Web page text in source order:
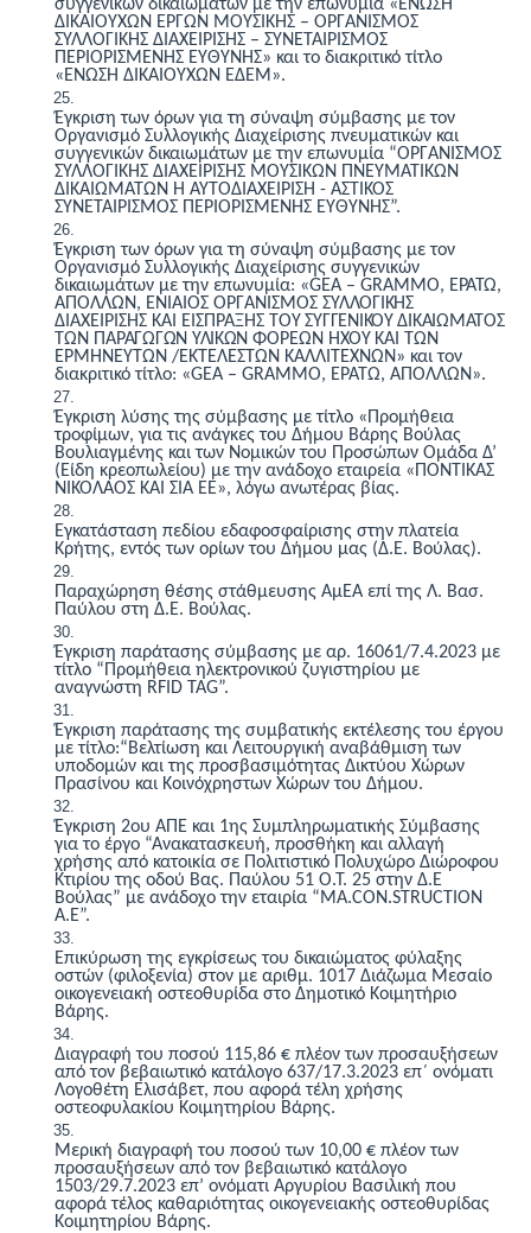
συγγενικών δικαιωμάτων με την επωνυμία «ΕΝΩΣΗ
ΔΙΚΑIΟΥΧΩΝ ΕΡΓΩΝ ΜΟΥΣΙΚΗΣ – ΟΡΓΑΝΙΣΜΟΣ
ΣΥΛΛΟΓΙΚΗΣ ΔΙΑΧΕΙΡΙΣΗΣ – ΣΥΝΕΤΑΙΡΙΣΜΟΣ
ΠΕΡΙΟΡΙΣΜΕΝΗΣ ΕΥΘΥΝΗΣ» και το διακριτικό τίτλο
«ΕΝΩΣΗ ΔΙΚΑΙΟΥΧΩΝ ΕΔΕΜ».
Έγκριση των όρων για τη σύναψη σύμβασης με τον
Οργανισμό Συλλογικής Διαχείρισης πνευματικών και
συγγενικών δικαιωμάτων με την επωνυμία “ΟΡΓΑΝΙΣΜΟΣ
ΣΥΛΛΟΓΙΚΗΣ ΔΙΑΧΕΙΡΙΣΗΣ ΜΟΥΣΙΚΩΝ ΠΝΕΥΜΑΤΙΚΩΝ
ΔΙΚΑΙΩΜΑΤΩΝ Η ΑΥΤΟΔΙΑΧΕΙΡΙΣΗ - ΑΣΤΙΚΟΣ
ΣΥΝΕΤΑΙΡΙΣΜΟΣ ΠΕΡΙΟΡΙΣΜΕΝΗΣ ΕΥΘΥΝΗΣ”.
Έγκριση των όρων για τη σύναψη σύμβασης με τον
Οργανισμό Συλλογικής Διαχείρισης συγγενικών
δικαιωμάτων με την επωνυμία: «GEA – GRAMMO, ΕΡΑΤΩ,
ΑΠΟΛΛΩΝ, ΕΝΙΑΙΟΣ ΟΡΓΑΝΙΣΜΟΣΣΥΛΛΟΓΙΚΗΣ
ΔΙΑΧΕΙΡΙΣΗΣ ΚΑΙ ΕΙΣΠΡΑΞΗΣ
ΤΟΥ ΣΥΓΓΕΝΙΚΟΥ ΔΙΚΑΙΩΜΑΤΟΣ
ΤΩΝ
ΠΑΡΑΓΩΓΩΝ ΥΛΙΚΩΝ ΦΟΡΕΩΝ ΗΧΟΥ ΚΑΙ ΤΩΝ
ΕΡΜΗΝΕΥΤΩΝ /ΕΚΤΕΛΕΣΤΩΝ ΚΑΛΛΙΤΕΧΝΩΝ» και τον
διακριτικό τίτλο: «GEA – GRAMMO, ΕΡΑΤΩ, ΑΠΟΛΛΩΝ».
Έγκριση λύσης της σύμβασης με τίτλο «Προμήθεια
τροφίμων, για τις ανάγκες του Δήμου Βάρης Βούλας
Βουλιαγμένης και των Νομικών του ΠροσώπωνΟμάδα Δ’
(Είδη κρεοπωλείου) με την ανάδοχο εταιρεία «ΠΟΝΤΙΚΑΣ
ΝΙΚΟΛΑΟΣ ΚΑΙ ΣΙΑ ΕΕ», λόγω ανωτέρας βίας.
Εγκατάσταση πεδίου εδαφοσφαίρισης στην πλατεία
Κρήτης, εντός των ορίων του Δήμου μας (Δ.Ε. Βούλας).
Παραχώρηση θέσης στάθμευσης ΑμΕΑ επί της Λ. Βασ.
Παύλου στη Δ.Ε. Βούλας.
Έγκριση παράτασης σύμβασης με αρ. 16061/7.4.2023 με
τίτλο “Προμήθεια ηλεκτρονικού ζυγιστηρίου με
αναγνώστη RFID TAG”.
Έγκριση παράτασης της συμβατικής εκτέλεσης του έργου
με τίτλο:“Βελτίωση και Λειτουργική αναβάθμιση των
υποδομών και της προσβασιμότητας Δικτύου Χώρων
Πρασίνου και Κοινόχρηστων Χώρων του Δήμου.
Έγκριση 2ου ΑΠΕ και 1ης Συμπληρωματικής Σύμβασης
για το έργο “Ανακατασκευή, προσθήκη και αλλαγή
χρήσης από κατοικία σε Πολιτιστικό Πολυχώρο Διώροφου
Κτιρίου της οδού Βας. Παύλου 51 Ο.Τ. 25 στην Δ.Ε
Βούλας” με ανάδοχο την εταιρία “MA.CON.STRUCTION
A.E”.
Επικύρωση της εγκρίσεως του δικαιώματος φύλαξης
οστών (φιλοξενία) στον με αριθμ. 1017 Διάζωμα Μεσαίο
οικογενειακή οστεοθυρίδα στο Δημοτικό Κοιμητήριο
Βάρης.
Διαγραφή του ποσού 115,86 € πλέον των προσαυξήσεων
από τον βεβαιωτικό κατάλογο 637/17.3.2023 επ΄ ονόματι
Λογοθέτη Ελισάβετ, που αφορά τέλη χρήσης
οστεοφυλακίου Κοιμητηρίου Βάρης.
Μερική διαγραφή του ποσού των 10,00 € πλέον των
προσαυξήσεων από τον βεβαιωτικό κατάλογο
1503/29.7.2023 επ’ ονόματι Αργυρίου Βασιλική που
αφορά τέλος καθαριότητας οικογενειακής οστεοθυρίδας
Κοιμητηρίου Βάρης.